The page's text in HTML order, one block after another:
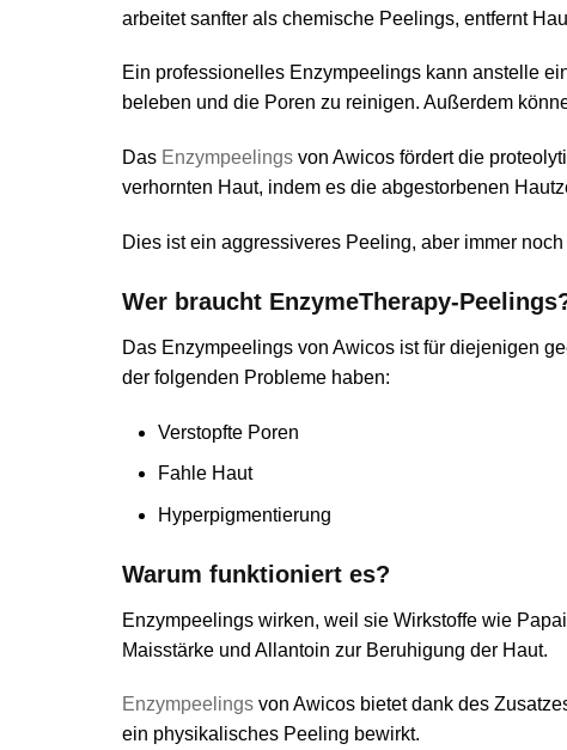
arbeitet sanfter als chemische Peelings, entfernt
Ein professionelles Enzympeelings kann anstelle
beleben und die Poren zu reinigen. Außerdem
Das Enzympeelings von Awicos fördert die
verhornten Haut, indem es die abgestorbenen
Dies ist ein aggressiveres Peeling, aber immer
Wer braucht EnzymeTherapy-
Das Enzympeelings von Awicos ist für diejenigen
der folgenden Probleme haben:
Verstopfte Poren
Fahle Haut
Hyperpigmentierung
Warum funktioniert es?
Enzympeelings wirken, weil sie Wirkstoffe wie
Maisstärke und Allantoin zur Beruhigung der Haut.
Enzympeelings von Awicos bietet dank des
ein physikalisches Peeling bewirkt.